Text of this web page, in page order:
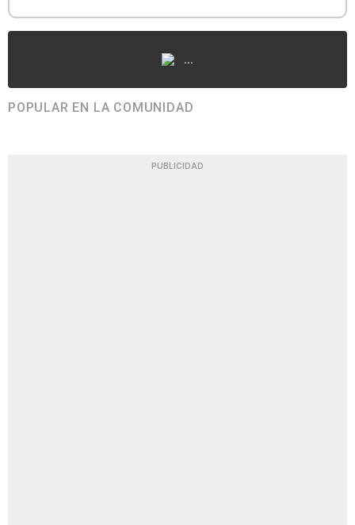
...
POPULAR EN LA COMUNIDAD
PUBLICIDAD